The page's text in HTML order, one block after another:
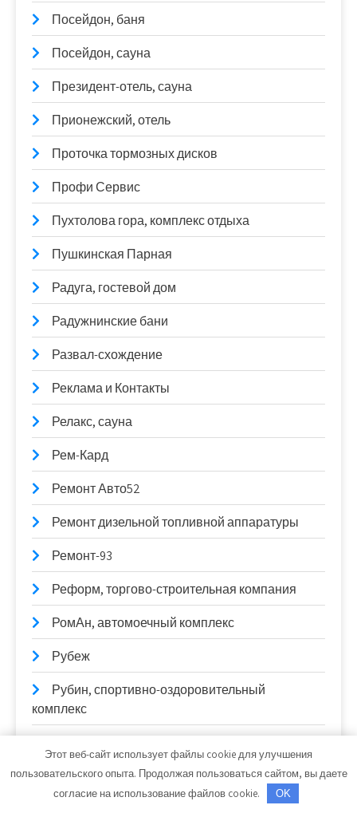
Посейдон, баня
Посейдон, сауна
Президент-отель, сауна
Прионежский, отель
Проточка тормозных дисков
Профи Сервис
Пухтолова гора, комплекс отдыха
Пушкинская Парная
Радуга, гостевой дом
Радужнинские бани
Развал-схождение
Реклама и Контакты
Релакс, сауна
Рем-Кард
Ремонт Авто52
Ремонт дизельной топливной аппаратуры
Ремонт-93
Реформ, торгово-строительная компания
РомАн, автомоечный комплекс
Рубеж
Рубин, спортивно-оздоровительный
комплекс
Русские бани, оздоровительный комплекс
Этот веб-сайт использует файлы cookie для улучшения
пользовательского опыта. Продолжая пользоваться сайтом, вы даете
согласие на использование файлов cookie.
OK